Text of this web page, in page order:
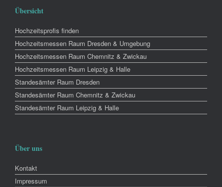
Übersicht
Hochzeitsprofis finden
Hochzeitsmessen Raum Dresden & Umgebung
Hochzeitsmessen Raum Chemnitz & Zwickau
Hochzeitsmessen Raum Leipzig & Halle
Standesämter Raum Dresden
Standesämter Raum Chemnitz & Zwickau
Standesämter Raum Leipzig & Halle
Über uns
Kontakt
Impressum